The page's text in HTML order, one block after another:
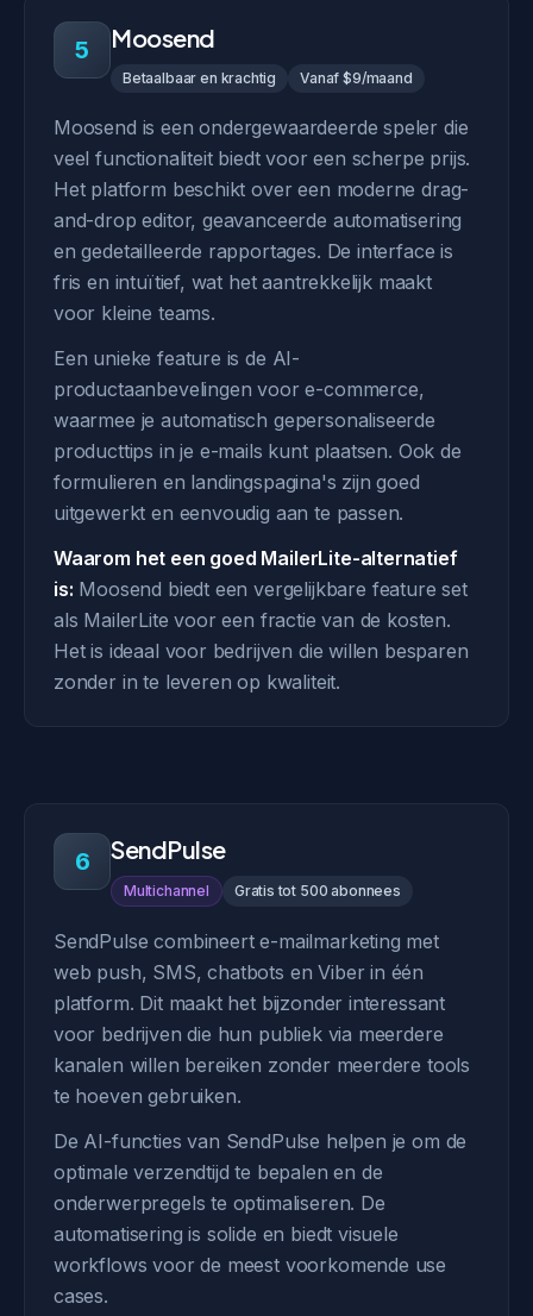
5 Moosend
Betaalbaar en krachtig Vanaf $9/maand
Moosend is een ondergewaardeerde speler die
veel functionaliteit biedt voor een scherpe prijs.
Het platform beschikt over een moderne drag-
and-drop editor, geavanceerde automatisering
en gedetailleerde rapportages. De interface is
fris en intuïtief, wat het aantrekkelijk maakt
voor kleine teams.
Een unieke feature is de AI-
productaanbevelingen voor e-commerce,
waarmee je automatisch gepersonaliseerde
producttips in je e-mails kunt plaatsen. Ook de
formulieren en landingspagina's zijn goed
uitgewerkt en eenvoudig aan te passen.
Waarom het een goed MailerLite-alternatief
is: Moosend biedt een vergelijkbare feature set
als MailerLite voor een fractie van de kosten.
Het is ideaal voor bedrijven die willen besparen
zonder in te leveren op kwaliteit.
6 SendPulse
Multichannel Gratis tot 500 abonnees
SendPulse combineert e-mailmarketing met
web push, SMS, chatbots en Viber in één
platform. Dit maakt het bijzonder interessant
voor bedrijven die hun publiek via meerdere
kanalen willen bereiken zonder meerdere tools
te hoeven gebruiken.
De AI-functies van SendPulse helpen je om de
optimale verzendtijd te bepalen en de
onderwerpregels te optimaliseren. De
automatisering is solide en biedt visuele
workflows voor de meest voorkomende use
cases.